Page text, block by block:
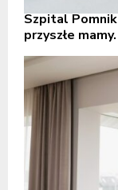
Szpital
przyszłe